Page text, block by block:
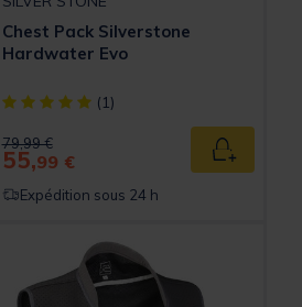
au panier
Chest Pack Silverstone
Hardwater Evo
[object Object] out of 5 Customer Rating
(1)
Price reduced from
79,99 €to
55,99 € Ajouter
Expédition sous 24 h